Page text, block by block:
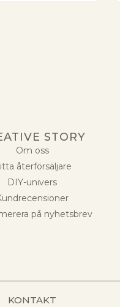
STORY
Om oss
återförsäljare
DIY-univers
på nyhetsbrev
KONTAKT